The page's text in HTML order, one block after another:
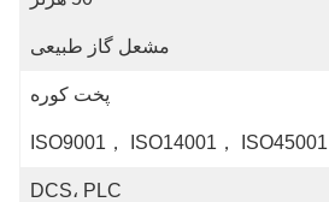
مشعل گاز طبیعی
پخت کوره
ISO9001， ISO14001， ISO45001
DCS، PLC